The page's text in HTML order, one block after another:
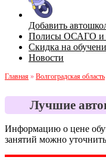
Добавить
Полисы ОСАГО
Скидка на
Новости
Главная » Волгоградская область
Лучшие
Информацию о цене
занятий можно